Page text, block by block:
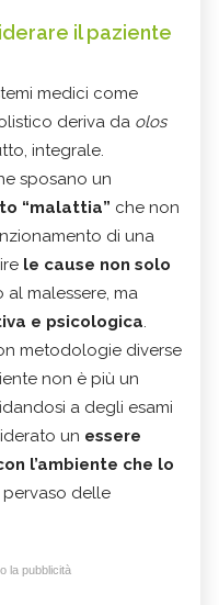
il paziente
medici come
deriva da olos
integrale.
sposano un
“malattia” che non
di una
le cause non solo
malessere, ma
e psicologica.
metodologie diverse
non è più un
a degli esami
un essere
l’ambiente che lo
delle
la pubblicità